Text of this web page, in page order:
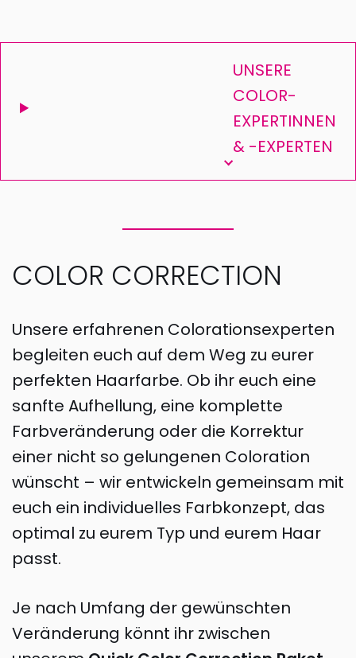
UNSERE
COLOR-
EXPERTINNEN
& -EXPERTEN
COLOR CORRECTION
Unsere erfahrenen Colorationsexperten
begleiten euch auf dem Weg zu eurer
perfekten Haarfarbe. Ob ihr euch eine
sanfte Aufhellung, eine komplette
Farbveränderung oder die Korrektur
einer nicht so gelungenen Coloration
wünscht – wir entwickeln gemeinsam mit
euch ein individuelles Farbkonzept, das
optimal zu eurem Typ und eurem Haar
passt.
Je nach Umfang der gewünschten
Veränderung könnt ihr zwischen